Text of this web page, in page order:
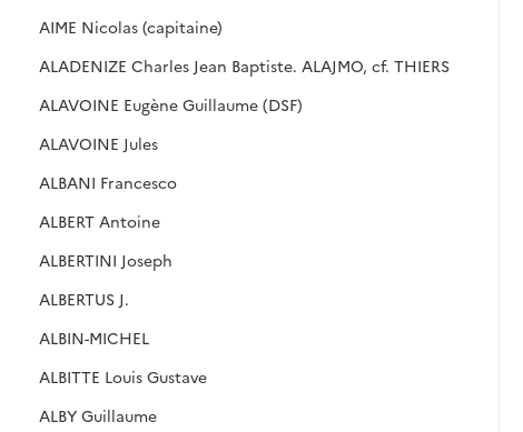
AIME Nicolas (capitaine)
ALADENIZE Charles Jean Baptiste. ALAJMO, cf. THIERS
ALAVOINE Eugène Guillaume (DSF)
ALAVOINE Jules
ALBANI Francesco
ALBERT Antoine
ALBERTINI Joseph
ALBERTUS J.
ALBIN-MICHEL
ALBITTE Louis Gustave
ALBY Guillaume